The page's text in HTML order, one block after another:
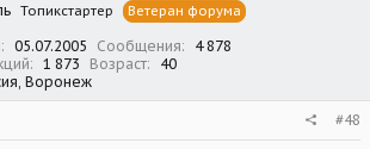
Топикстартер Ветеран форума
05.07.2005 Сообщения
4 878
1 873 Возраст
40
Воронеж
#48